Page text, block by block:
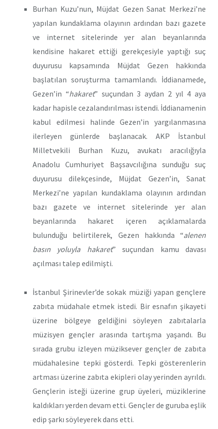
Burhan Kuzu’nun, Müjdat Gezen Sanat Merkezi’ne
yapılan kundaklama olayının ardından bazı gazete
ve internet sitelerinde yer alan beyanlarında
kendisine hakaret ettiği gerekçesiyle yaptığı suç
duyurusu kapsamında Müjdat Gezen hakkında
başlatılan soruşturma tamamlandı. İddianamede,
Gezen’in “hakaret” suçundan 3 aydan 2 yıl 4 aya
kadar hapisle cezalandırılması istendi. İddianamenin
kabul edilmesi halinde Gezen’in yargılanmasına
ilerleyen günlerde başlanacak. AKP İstanbul
Milletvekili Burhan Kuzu, avukatı aracılığıyla
Anadolu Cumhuriyet Başsavcılığına sunduğu suç
duyurusu dilekçesinde, Müjdat Gezen’in, Sanat
Merkezi’ne yapılan kundaklama olayının ardından
bazı gazete ve internet sitelerinde yer alan
beyanlarında hakaret içeren açıklamalarda
bulunduğu belirtilerek, Gezen hakkında “alenen
basın yoluyla hakaret” suçundan kamu davası
açılması talep edilmişti.
İstanbul Şirinevler’de sokak müziği yapan gençlere
zabıta müdahale etmek istedi. Bir esnafın şikayeti
üzerine bölgeye geldiğini söyleyen zabıtalarla
müzisyen gençler arasında tartışma yaşandı. Bu
sırada grubu izleyen müziksever gençler de zabıta
müdahalesine tepki gösterdi. Tepki gösterenlerin
artması üzerine zabıta ekipleri olay yerinden ayrıldı.
Gençlerin isteği üzerine grup üyeleri, müziklerine
kaldıkları yerden devam etti. Gençler de guruba eşlik
edip şarkı söyleyerek dans etti.